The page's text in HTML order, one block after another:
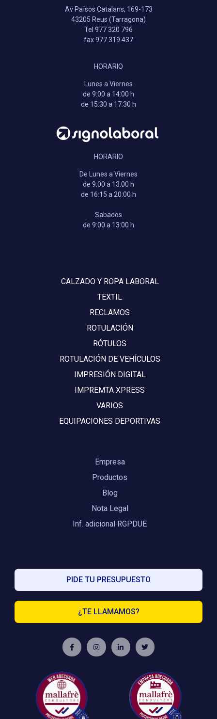
Av Països Catalans, 169-173
43205 Reus (Tarragona)
Tel 977 320 796
fax 977 319 437
HORARIO
Lunes a Viernes
de 9:00 a 14:00 h
de 15:30 a 17:30 h
HORARIO
De Lunes a Viernes
de 9:00 a 13:00 h
de 16:15 a 20:00 h
Sabados
de 9:00 a 13:00 h
CALZADO Y ROPA LABORAL
TEXTIL
RECLAMOS
ROTULACIÓN
RÓTULOS
ROTULACIÓN DE VEHÍCULOS
IMPRESIÓN DIGITAL
IMPREMTA XPRESS
VARIOS
EQUIPACIONES DEPORTIVAS
Empresa
Productos
Blog
Nota Legal
Inf. adicional RGPDUE
PIDE TU PRESUPUESTO
¿TE LLAMAMOS?